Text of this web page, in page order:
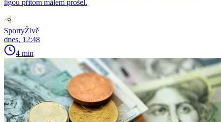
ligou přitom málem prošel.
SportyŽivě
dnes, 12:48
4 min